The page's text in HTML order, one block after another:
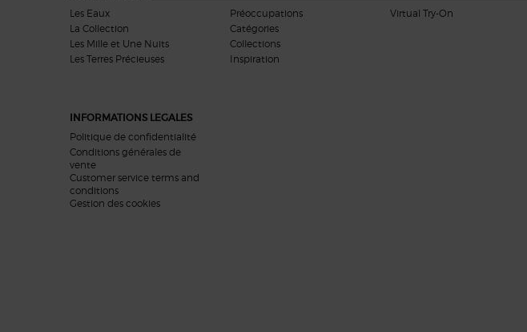
Les Eaux
La Collection
Les Mille et Une Nuits
Les Terres Précieuses
Préoccupations
Catégories
Collections
Inspiration
Virtual Try-On
INFORMATIONS LEGALES
Politique de confidentialité
Conditions générales de
vente
Customer service terms and
conditions
Gestion des cookies